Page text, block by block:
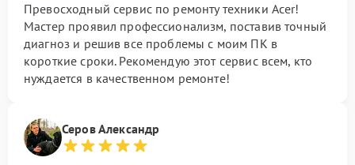
Превосходный сервис по ремонту техники Acer!
Мастер проявил профессионализм, поставив точный
диагноз и решив все проблемы с моим ПК в
короткие сроки. Рекомендую этот сервис всем, кто
нуждается в качественном ремонте!
Серов Александр